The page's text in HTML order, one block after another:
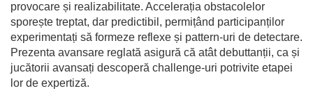
provocare și realizabilitate. Accelerația obstacolelor
sporește treptat, dar predictibil, permițând participanților
experimentați să formeze reflexe și pattern-uri de detectare.
Prezenta avansare reglată asigură că atât debuttanții, ca și
jucătorii avansați descoperă challenge-uri potrivite etapei
lor de expertiză.